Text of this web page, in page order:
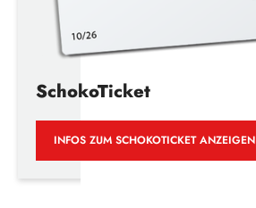
SchokoTicket
INFOS ZUM SCHOKOTICKET ANZEIGEN